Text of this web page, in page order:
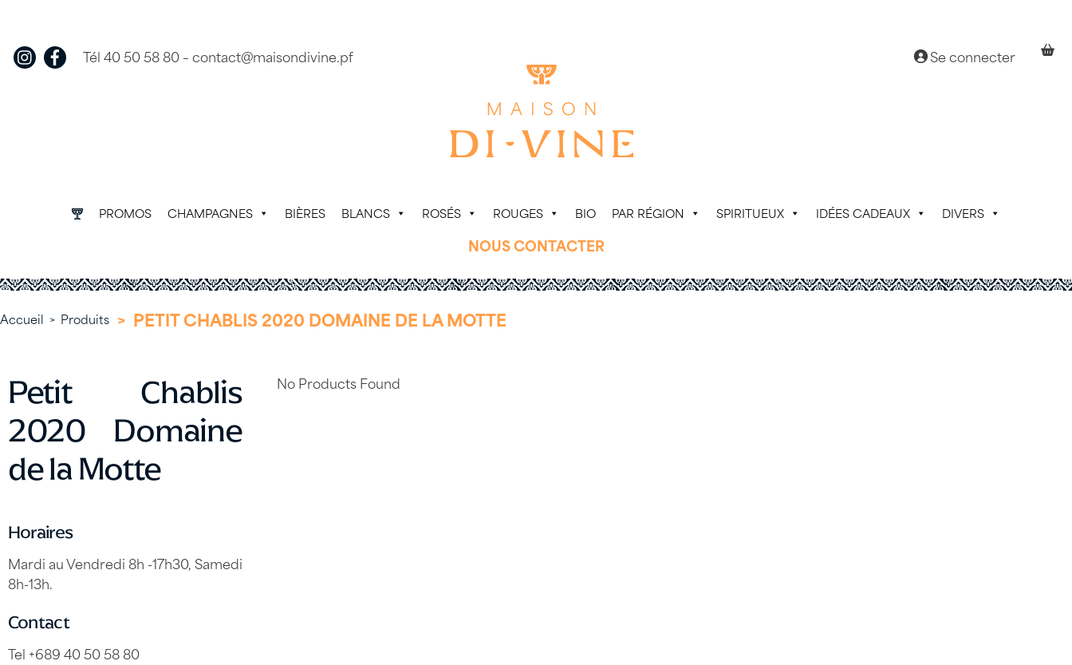
content
Tél 40 50 58 80–contact@maisondivine.pf Se connecter
PROMOS CHAMPAGNES BIÈRES BLANCS ROSÉS ROUGES BIO PAR RÉGION SPIRITUEUX IDÉES CADEAUX DIVERS
NOUS CONTACTER
Accueil > Produits > PETIT CHABLIS 2020 DOMAINE DE LA MOTTE
Petit Chablis
2020 Domaine
de la Motte
Horaires
Mardi au Vendredi 8h -17h30, Samedi
8h-13h.
Contact
Tel +689 40 50 58 80
No Products Found